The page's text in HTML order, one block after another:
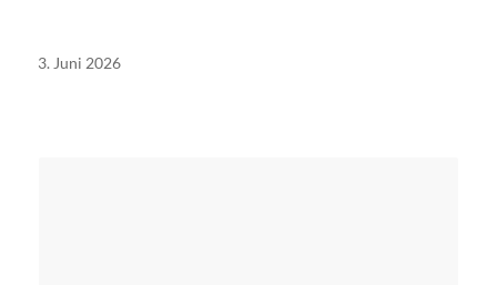
3. Juni 2026